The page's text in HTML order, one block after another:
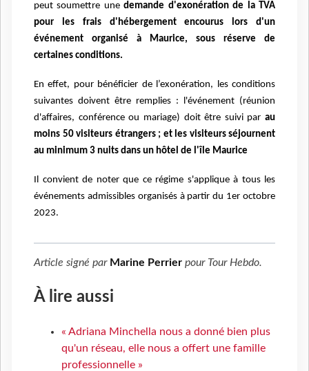
peut soumettre unedemande d'exonération de la TVA
pour les frais d'hébergement encourus lors d'un
événement organisé à Maurice, sous réserve de
certaines conditions.
En effet, pour bénéficier de l’exonération, les conditions
suivantes doivent être remplies : l'événement (réunion
d'affaires, conférence ou mariage) doit être suivi par au
moins 50 visiteurs étrangers ; et les visiteurs séjournent
au minimum 3 nuits dans un hôtel de l'île Maurice
Il convient de noter que ce régime s'applique à tous les
événements admissibles organisés à partir du 1er octobre
2023.
Article signé par Marine Perrier pour Tour Hebdo.
À lire aussi
« Adriana Minchella nous a donné bien plus
qu'un réseau, elle nous a offert une famille
professionnelle »